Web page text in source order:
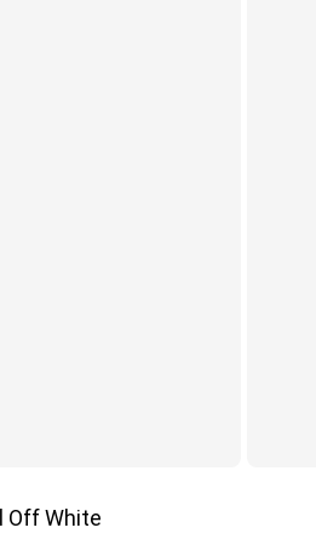
Off White